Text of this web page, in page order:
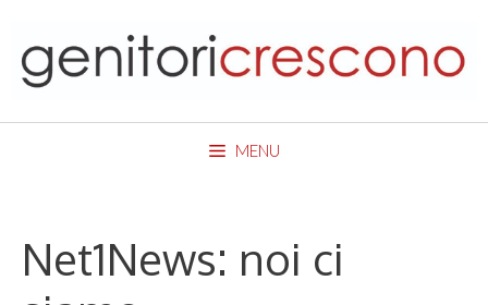
content
MENU
Net1News: noi ci